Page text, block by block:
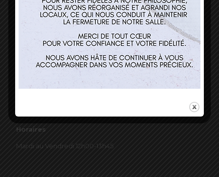
Nos services
Restaurant
Contact
Horaires
Mardi au Vendredi 12h00-13h45